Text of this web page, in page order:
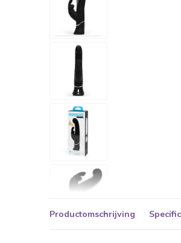
Productomschrijving